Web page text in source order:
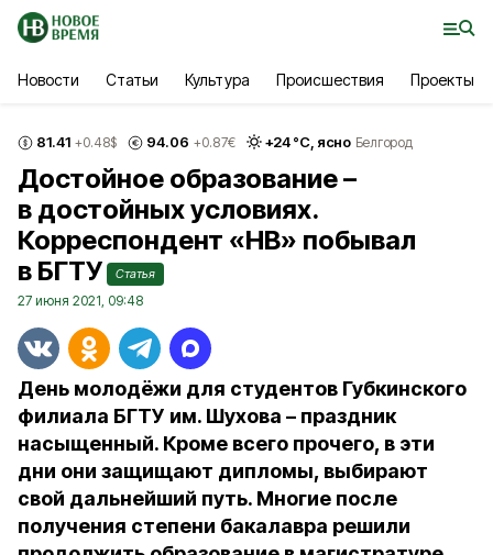
Новости Статьи Культура Происшествия Проекты
81.41 +0.48$ 94.06 +0.87€ +24°С, ясно Белгород
Достойное образование –
в достойных условиях.
Корреспондент «НВ» побывал
в БГТУ
Статья
27 июня 2021, 09:48
День молодёжи для студентов Губкинского
филиала БГТУ им. Шухова – праздник
насыщенный. Кроме всего прочего, в эти
дни они защищают дипломы, выбирают
свой дальнейший путь. Многие после
получения степени бакалавра решили